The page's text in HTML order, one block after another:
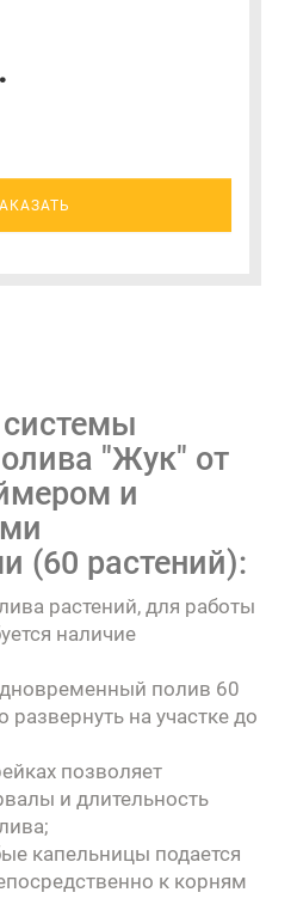
"Жук" от
и
(60 растений):
растений, для работы
наличие
полив 60
развернуть на участке до
позволяет
и длительность
капельницы подается
к корням